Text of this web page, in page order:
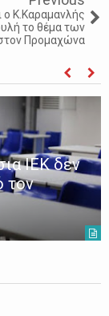
ο Κ.Καραμανλής
το θέμα των
Προμαχώνα
ΙΕΚ δεν
τον